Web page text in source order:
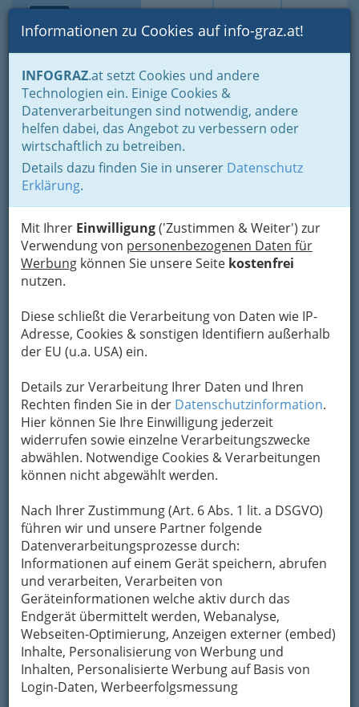
Suche Login Toggle
Informationen zu Cookies auf info-graz.at!
INFOGRAZ.at setzt Cookies und andere
Technologien ein. Einige Cookies &
Datenverarbeitungen sind notwendig, andere
helfen dabei, das Angebot zu verbessern oder
wirtschaftlich zu betreiben.
Details dazu finden Sie in unserer Datenschutz
Erklärung.
Mit Ihrer Einwilligung('Zustimmen & Weiter') zur
Verwendung von personenbezogenen Daten für
Werbung können Sie unsere Seite kostenfrei
nutzen.
Diese schließt die Verarbeitung von Daten wie IP-
Adresse, Cookies & sonstigen Identifiern außerhalb
der EU (u.a. USA) ein.
Details zur Verarbeitung Ihrer Daten und Ihren
Rechten finden Sie in der Datenschutzinformation.
Hier können Sie Ihre Einwilligung jederzeit
widerrufen sowie einzelne Verarbeitungszwecke
abwählen. Notwendige Cookies & Verarbeitungen
können nicht abgewählt werden.
Nach Ihrer Zustimmung (Art. 6 Abs. 1 lit. a DSGVO)
führen wir und unsere Partner folgende
Datenverarbeitungsprozesse durch:
Informationen auf einem Gerät speichern, abrufen
und verarbeiten, Verarbeiten von
Geräteinformationen welche aktiv durch das
Endgerät übermittelt werden, Webanalyse,
Webseiten-Optimierung, Anzeigen externer (embed)
Inhalte, Personalisierung von Werbung und
Inhalten, Personalisierte Werbung auf Basis von
Login-Daten, Werbeerfolgsmessung
Home Branchen
Gewerbe, Handwerk, Banken
Transport - Verkehr
Autobus-Unternehmungen
Liniengewerbe
Johann Ofner
Piccardigasse 32, 8055 Graz-Puntigam
+43 3135 503-0
+43 3135 503-20
Karte
Adresse mit Google Maps anschauen
Kontaktaufnahme
Um die Info-Graz Firmenvor Spam-Mails zu
bewahren, verwenden wir an dieser Stelle zur
Übermittlung Ihrer Nachricht ein sicheres
Formular. Ihre Nachricht wird nach dem
Absenden umgehend per Mail an das
Unternehmen Johann Ofner weitergeleitet.
Mein Name
Meine Email Adresse
Mein Betreff